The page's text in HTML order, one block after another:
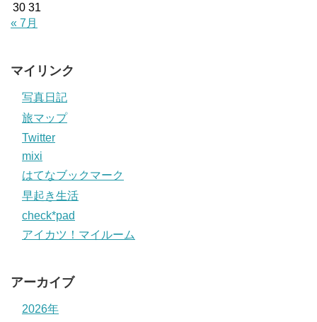
30 31
« 7月
マイリンク
写真日記
旅マップ
Twitter
mixi
はてなブックマーク
早起き生活
check*pad
アイカツ！マイルーム
アーカイブ
2026年